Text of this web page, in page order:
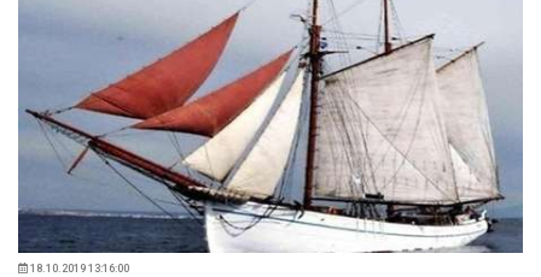
18.10.2019 13:16:00